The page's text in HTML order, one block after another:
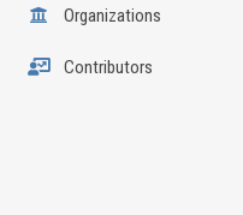
Organizations
Contributors